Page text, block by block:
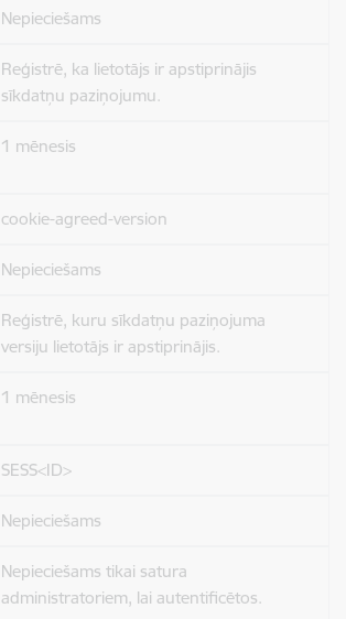
Nepieciešams
Reģistrē, ka lietotājs ir apstiprinājis
sīkdatņu paziņojumu.
1 mēnesis
cookie-agreed-version
Nepieciešams
Reģistrē, kuru sīkdatņu paziņojuma
versiju lietotājs ir apstiprinājis.
1 mēnesis
SESS<ID>
Nepieciešams
Nepieciešams tikai satura
administratoriem, lai autentificētos.